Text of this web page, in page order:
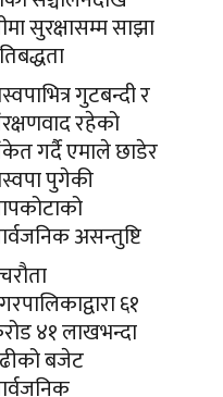
सुरक्षासम्म साझा
गुटबन्दी र
रहेको
गर्दै एमाले छाडेर
पुगेकी
असन्तुष्टि
६१
४१ लाखभन्दा
बजेट